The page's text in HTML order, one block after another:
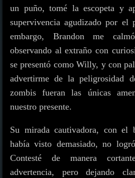
un puño, tomé la escopeta y
supervivencia agudizado por el
embargo, Brandon me
observando al extraño con
se presentó como Willy, y con
advertirme de la peligrosidad
zombis fueran las únicas
nuestro presente.
Su mirada cautivadora, con el
había visto demasiado, no
Contesté de manera
advertencia, pero dejando